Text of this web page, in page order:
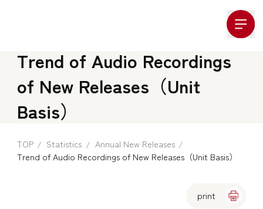
Trend of Audio Recordings
of New Releases（Unit
Basis）
TOP Statistics
Annual New Releases
Trend of Audio Recordings of New Releases（Unit Basis）
print